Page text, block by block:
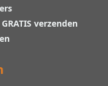
verzenden